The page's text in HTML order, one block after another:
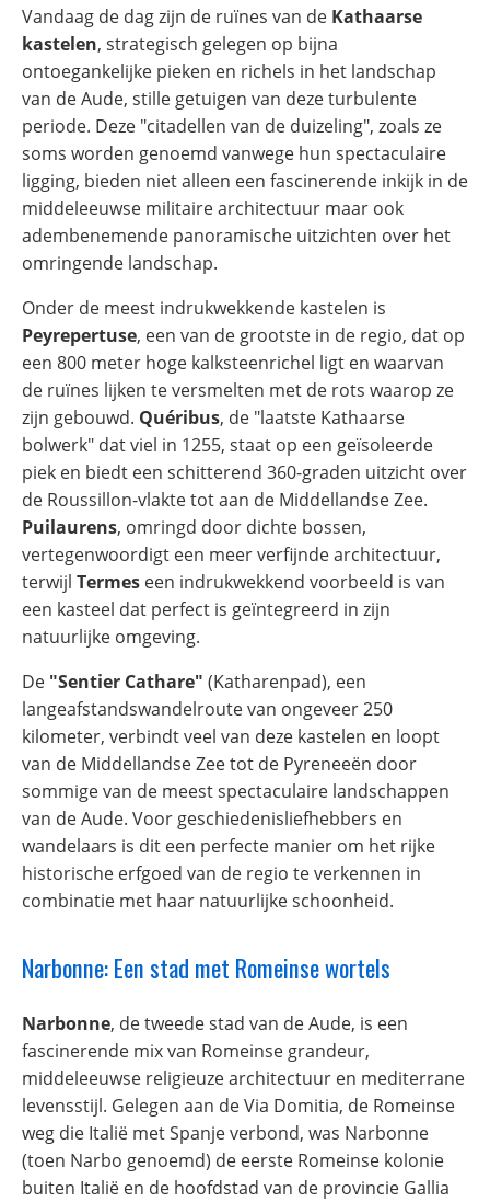
Vandaag de dag zijn de ruïnes van de Kathaarse
kastelen, strategisch gelegen op bijna
ontoegankelijke pieken en richels in het landschap
van de Aude, stille getuigen van deze turbulente
periode. Deze "citadellen van de duizeling", zoals ze
soms worden genoemd vanwege hun spectaculaire
ligging, bieden niet alleen een fascinerende inkijk in de
middeleeuwse militaire architectuur maar ook
adembenemende panoramische uitzichten over het
omringende landschap.
Onder de meest indrukwekkende kastelen is
Peyrepertuse, een van de grootste in de regio, dat op
een 800 meter hoge kalksteenrichel ligt en waarvan
de ruïnes lijken te versmelten met de rots waarop ze
zijn gebouwd. Quéribus, de "laatste Kathaarse
bolwerk" dat viel in 1255, staat op een geïsoleerde
piek en biedt een schitterend 360-graden uitzicht over
de Roussillon-vlakte tot aan de Middellandse Zee.
Puilaurens, omringd door dichte bossen,
vertegenwoordigt een meer verfijnde architectuur,
terwijl Termes een indrukwekkend voorbeeld is van
een kasteel dat perfect is geïntegreerd in zijn
natuurlijke omgeving.
De "Sentier Cathare" (Katharenpad), een
langeafstandswandelroute van ongeveer 250
kilometer, verbindt veel van deze kastelen en loopt
van de Middellandse Zee tot de Pyreneeën door
sommige van de meest spectaculaire landschappen
van de Aude. Voor geschiedenisliefhebbers en
wandelaars is dit een perfecte manier om het rijke
historische erfgoed van de regio te verkennen in
combinatie met haar natuurlijke schoonheid.
Narbonne: Een stad met Romeinse wortels
Narbonne, de tweede stad van de Aude, is een
fascinerende mix van Romeinse grandeur,
middeleeuwse religieuze architectuur en mediterrane
levensstijl. Gelegen aan de Via Domitia, de Romeinse
weg die Italië met Spanje verbond, was Narbonne
(toen Narbo genoemd) de eerste Romeinse kolonie
buiten Italië en de hoofdstad van de provincie Gallia